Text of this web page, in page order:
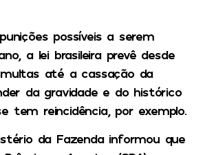
possíveis a serem
a lei brasileira prevê desde
até a cassação da
da gravidade e do histórico
tem reincidência, por exemplo.
da Fazenda informou que